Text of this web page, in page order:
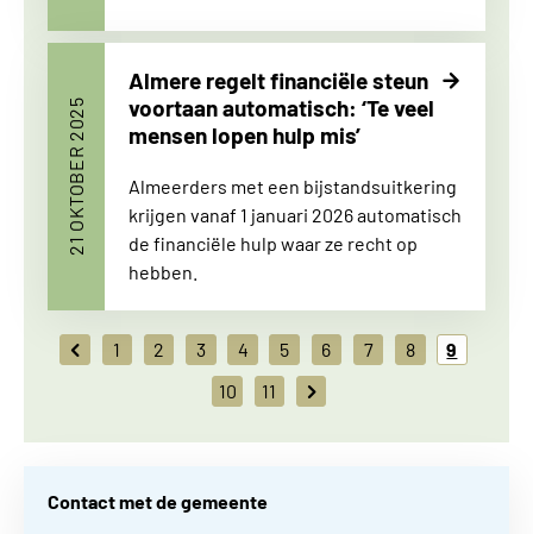
Almere regelt financiële steun
voortaan automatisch: ‘Te veel
mensen lopen hulp mis’
21 OKTOBER 2025
Almeerders met een bijstandsuitkering
krijgen vanaf 1 januari 2026 automatisch
de financiële hulp waar ze recht op
hebben.
1 2 3 4 5 6 7 8
9
10
11
Contact met de gemeente